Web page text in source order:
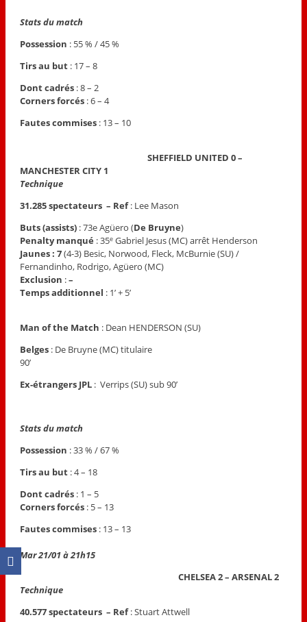
Stats du match
Possession : 55 % / 45 %
Tirs au but: 17 – 8
Dont cadrés: 8 – 2
Corners forcés: 6 – 4
Fautes commises: 13 – 10
SHEFFIELD UNITED 0 –
MANCHESTER CITY 1
Technique
31.285 spectateurs – Ref: Lee Mason
Buts (assists) : 73e Agüero (De Bruyne)
Penalty manqué : 35eGabriel Jesus (MC) arrêt Henderson
Jaunes : 7(4-3) Besic, Norwood, Fleck, McBurnie (SU) /
Fernandinho, Rodrigo, Agüero (MC)
Exclusion :–
Temps additionnel : 1’ + 5’
Man of the Match : Dean HENDERSON (SU)
Belges: De Bruyne (MC) titulaire
90’
Ex-étrangers JPL : Verrips (SU) sub 90’
Stats du match
Possession : 33 % / 67 %
Tirs au but: 4 – 18
Dont cadrés: 1 – 5
Corners forcés: 5 – 13
Fautes commises: 13 – 13
Mar 21/01 à 21h15
CHELSEA 2 – ARSENAL 2
Technique
40.577 spectateurs – Ref: Stuart Attwell